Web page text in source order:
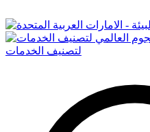
لتصنيف الخدمات